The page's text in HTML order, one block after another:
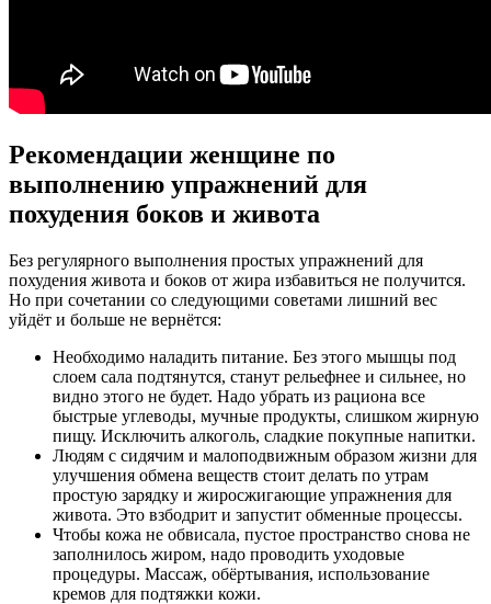
Рекомендации женщине по
выполнению упражнений для
похудения боков и живота
Без регулярного выполнения простых упражнений для
похудения живота и боков от жира избавиться не получится.
Но при сочетании со следующими советами лишний вес
уйдёт и больше не вернётся:
Необходимо наладить питание. Без этого мышцы под
слоем сала подтянутся, станут рельефнее и сильнее, но
видно этого не будет. Надо убрать из рациона все
быстрые углеводы, мучные продукты, слишком жирную
пищу. Исключить алкоголь, сладкие покупные напитки.
Людям с сидячим и малоподвижным образом жизни для
улучшения обмена веществ стоит делать по утрам
простую зарядку и жиросжигающие упражнения для
живота. Это взбодрит и запустит обменные процессы.
Чтобы кожа не обвисала, пустое пространство снова не
заполнилось жиром, надо проводить уходовые
процедуры. Массаж, обёртывания, использование
кремов для подтяжки кожи.